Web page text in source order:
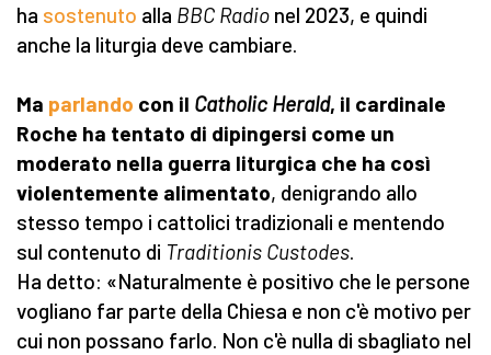
ha sostenuto alla BBC Radio nel 2023, e quindi
anche la liturgia deve cambiare.
Ma parlando con il Catholic Herald, il cardinale
Roche ha tentato di dipingersi come un
moderato nella guerra liturgica che ha così
violentemente alimentato, denigrando allo
stesso tempo i cattolici tradizionali e mentendo
sul contenuto di Traditionis Custodes.
Ha detto: «Naturalmente è positivo che le persone
vogliano far parte della Chiesa e non c'è motivo per
cui non possano farlo. Non c'è nulla di sbagliato nel